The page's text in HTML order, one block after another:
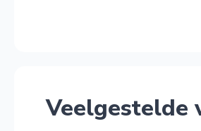
Veelgestelde